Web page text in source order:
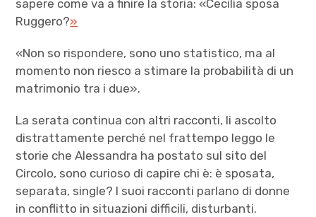
sapere come va a finire la storia: «Cecilia sposa
Ruggero?»
«Non so rispondere, sono uno statistico, ma al
momento non riesco a stimare la probabilità di un
matrimonio tra i due».
La serata continua con altri racconti, li ascolto
distrattamente perché nel frattempo leggo le
storie che Alessandra ha postato sul sito del
Circolo, sono curioso di capire chi è: è sposata,
separata, single? I suoi racconti parlano di donne
in conflitto in situazioni difficili, disturbanti.